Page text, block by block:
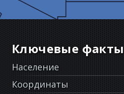
Ключевые факты
Население
Координаты